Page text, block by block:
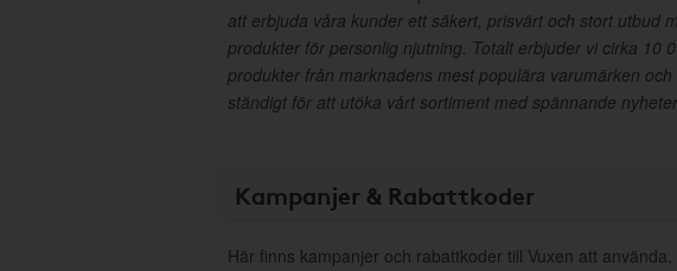
att erbjuda våra kunder ett säkert, prisvärt och stort utbud
produkter för personlig njutning. Totalt erbjuder vi cirka 10
produkter från marknadens mest populära varumärken
ständigt för att utöka vårt sortiment med spännande
Kampanjer & Rabattkoder
Här finns kampanjer och rabattkoder till Vuxen att använda,